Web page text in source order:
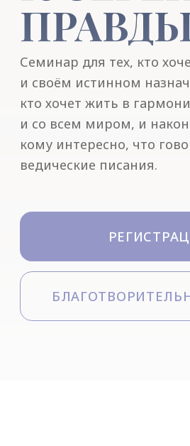
БЛАГОТВОРИТЕЛЬНЫЙ ВЗНОС
РЕГИСТРАЦИЯ
В ПРОГРАММЕ
СЕМИНАРА:
Знакомство с ведическими
писаниями и притчами.
Медитации и аутотренинги.